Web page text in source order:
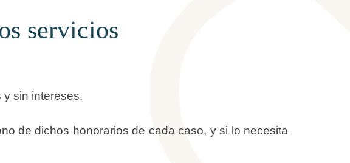
servicios
sin intereses.
de dichos honorarios de cada caso, y si lo necesita